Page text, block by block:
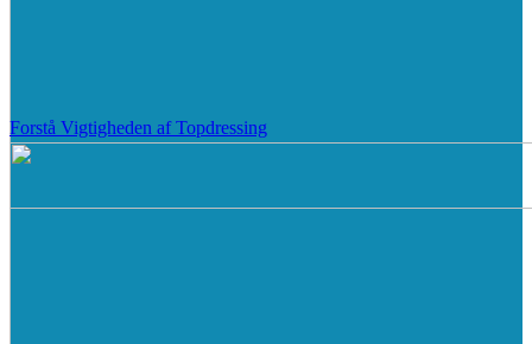
Forstå Vigtigheden af Topdressing